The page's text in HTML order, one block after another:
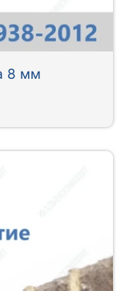
8 мм